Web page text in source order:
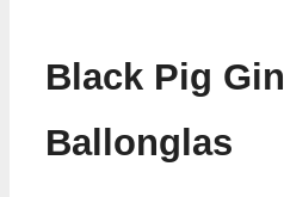
Black Pig Gin
Ballonglas